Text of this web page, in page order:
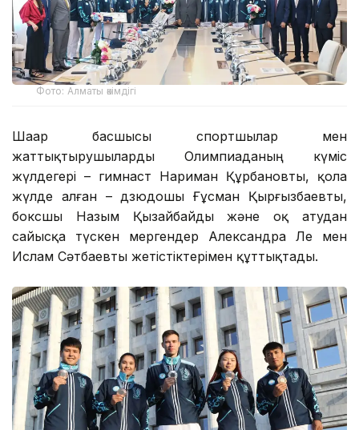
Фото: Алматы әкімдігі
Шаһар басшысы спортшылар мен
жаттықтырушыларды Олимпиаданың күміс
жүлдегері – гимнаст Нариман Құрбановты, қола
жүлде алған – дзюдошы Ғұсман Қырғызбаевты,
боксшы Назым Қызайбайды және оқ атудан
сайысқа түскен мергендер Александра Ле мен
Ислам Сәтбаевты жетістіктерімен құттықтады.